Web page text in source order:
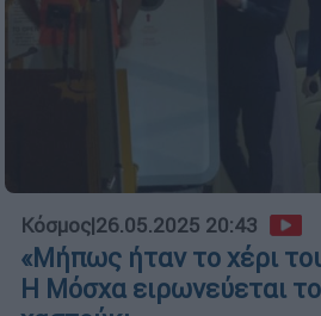
Κόσμος|26.05.2025 20:43
«Μήπως ήταν το χέρι
Η Μόσχα ειρωνεύεται